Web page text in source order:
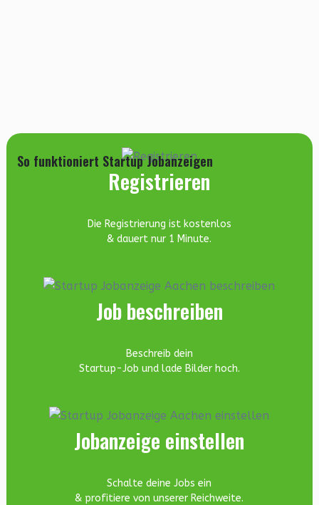
So funktioniert Startup Jobanzeigen
Registrieren
Die Registrierung ist kostenlos
& dauert nur 1 Minute.
Job beschreiben
Beschreib dein
Startup-Job und lade Bilder hoch.
Jobanzeige einstellen
Schalte deine Jobs ein
& profitiere von unserer Reichweite.